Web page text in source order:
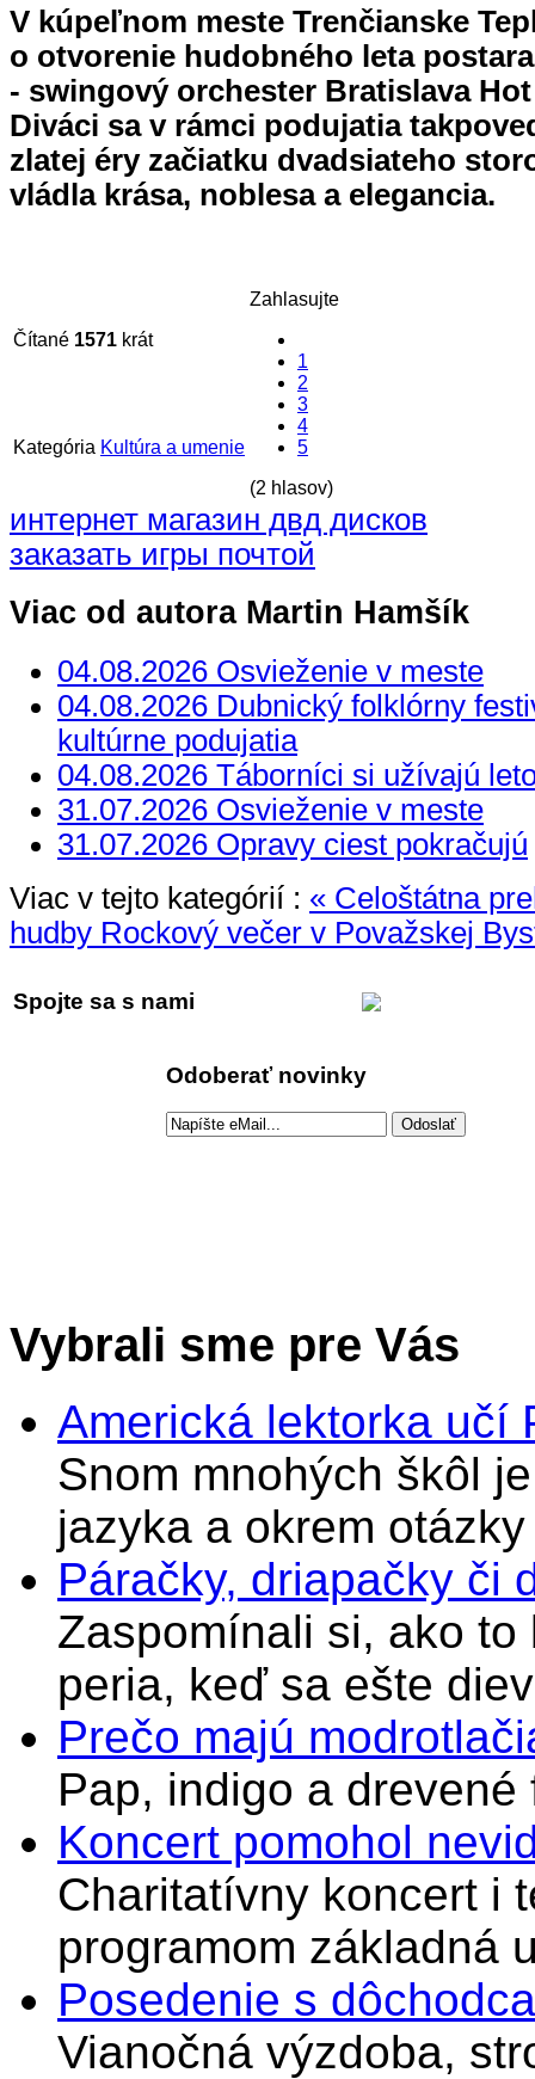
V kúpeľnom meste Trenčianske
o otvorenie hudobného leta
- swingový orchester Bratislava
Diváci sa v rámci podujatia
zlatej éry začiatku dvadsiateho
vládla krása, noblesa a elegancia.
Čítané 1571 krát
Zahlasujte
1
2
3
4
5
(2 hlasov)
Kategória Kultúra a umenie
интернет магазин двд дисков
заказать игры почтой
Viac od autora Martin Hamšík
04.08.2026 Osvieženie v meste
04.08.2026 Dubnický folklórny
kultúrne podujatia
04.08.2026 Táborníci si užívajú
31.07.2026 Osvieženie v meste
31.07.2026 Opravy ciest pokračujú
Viac v tejto kategórií : « Celoštátna
hudby Rockový večer v Považskej
Spojte sa s nami
Odoberať novinky
Vybrali sme pre Vás
Americká lektorka učí
Snom mnohých škôl
jazyka a okrem
Páračky, driapačky či
Zaspomínali si, ako
peria, keď sa ešte
Prečo majú
Pap, indigo a drevené
Koncert pomohol
Charitatívny koncert i
programom základná
Posedenie s
Vianočná výzdoba,